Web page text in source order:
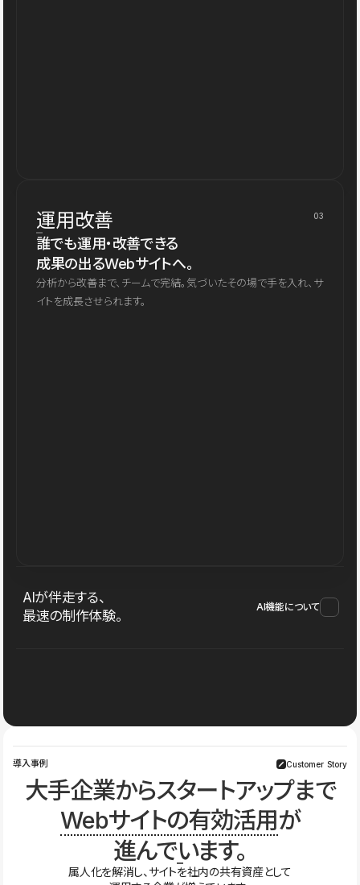
運用改善 03
誰でも運用・改善できる
成果の出るWebサイトへ。
分析から改善まで、チームで完結。気づいたその場で手を入れ、サ
イトを成長させられます。
AIが伴走する、
最速の制作体験。
AI機能について
導入事例 Customer Story
大手企業からスタートアップまで
Webサイトの有効活用が
進んでいます。
属人化を解消し、サイトを社内の共有資産として